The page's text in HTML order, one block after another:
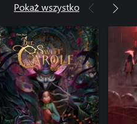
Pokaż wszystko